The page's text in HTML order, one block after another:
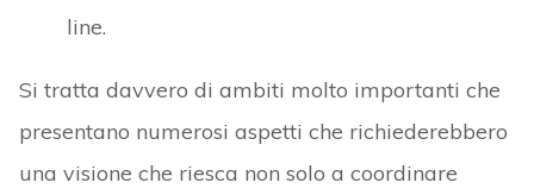
line.
Si tratta davvero di ambiti molto importanti che
presentano numerosi aspetti che richiederebbero
una visione che riesca non solo a coordinare